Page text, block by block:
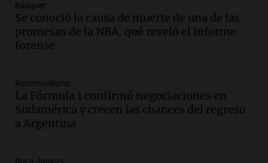
Audio.Aumento de tarifas de luz en San
Luis a partir de agosto por nueva
regulación de la energía
Audio.Gabriela Irrazábal: “Un 35,5% de
la población del país fue a templos a
buscar ayuda el último año”
La Argentina, hoy
Audio.
Básquet
Se conoció la causa de muerte de una de las
promesas de la NBA: qué reveló el informe
forense
Automovilismo
La Fórmula 1 confirmó negociaciones en
Sudamérica y crecen las chances del regreso
a Argentina